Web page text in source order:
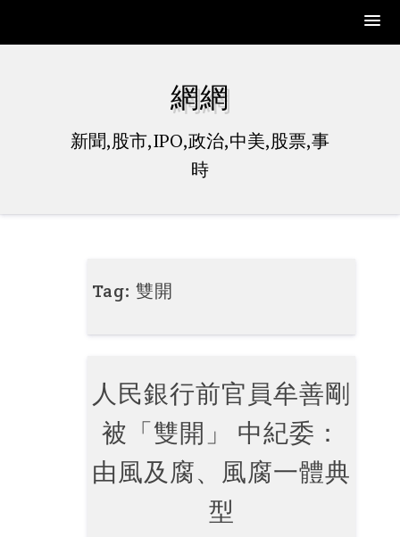
網網
新聞,股市,IPO,政治,中美,股票,事
時
Tag:雙開
人民銀行前官員牟善剛
被「雙開」 中紀委：
由風及腐、風腐一體典
型